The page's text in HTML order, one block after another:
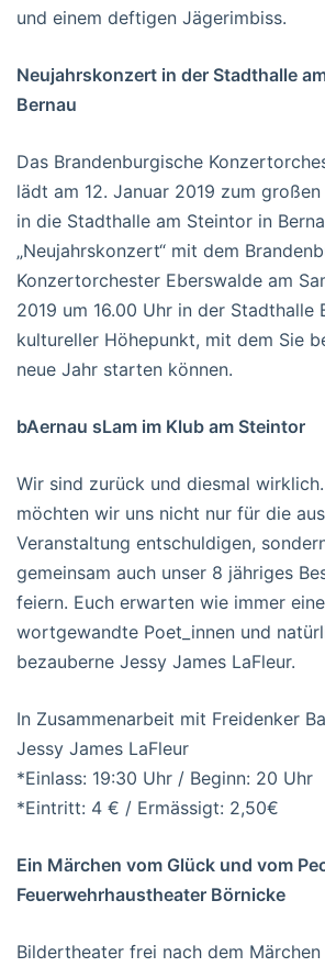
und einem deftigen Jägerimbiss.
Neujahrskonzert in der Stadthalle
Bernau
Das Brandenburgische
lädt am 12. Januar 2019 zum
in die Stadthalle am Steintor in
„Neujahrskonzert“ mit dem
Konzertorchester Eberswalde am
2019 um 16.00 Uhr in der Stadthalle
kultureller Höhepunkt, mit dem Sie
neue Jahr starten können.
bAernau sLam im Klub am Steintor
Wir sind zurück und diesmal
möchten wir uns nicht nur für die
Veranstaltung entschuldigen,
gemeinsam auch unser 8 jähriges
feiern. Euch erwarten wie immer
wortgewandte Poet_innen und
bezauberne Jessy James LaFleur.
In Zusammenarbeit mit Freidenker
Jessy James LaFleur
*Einlass: 19:30 Uhr / Beginn: 20 Uhr
*Eintritt: 4 € / Ermässigt: 2,50€
Ein Märchen vom Glück und vom
Feuerwehrhaustheater Börnicke
Bildertheater frei nach dem